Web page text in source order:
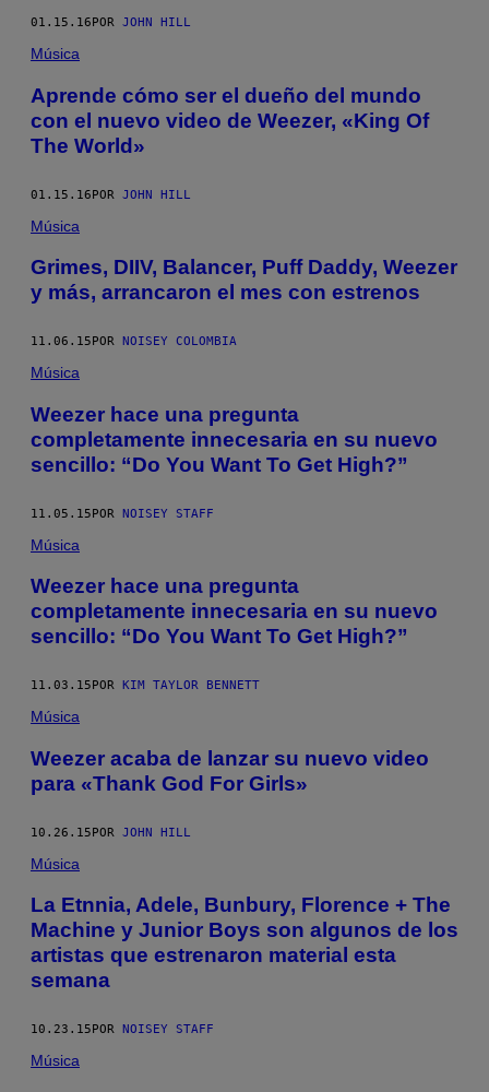
01.15.16POR JOHN HILL
Música
Aprende cómo ser el dueño del mundo
con el nuevo video de Weezer, «King Of
The World»
01.15.16POR JOHN HILL
Música
Grimes, DIIV, Balancer, Puff Daddy, Weezer
y más, arrancaron el mes con estrenos
11.06.15 POR NOISEY COLOMBIA
Música
Weezer hace una pregunta
completamente innecesaria en su nuevo
sencillo: “Do You Want To Get High?”
11.05.15POR NOISEY STAFF
Música
Weezer hace una pregunta
completamente innecesaria en su nuevo
sencillo: “Do You Want To Get High?”
11.03.15 POR KIM TAYLOR BENNETT
Música
Weezer acaba de lanzar su nuevo video
para «Thank God For Girls»
10.26.15POR JOHN HILL
Música
La Etnnia, Adele, Bunbury, Florence + The
Machine y Junior Boys son algunos de los
artistas que estrenaron material esta
semana
10.23.15 POR NOISEY STAFF
Música